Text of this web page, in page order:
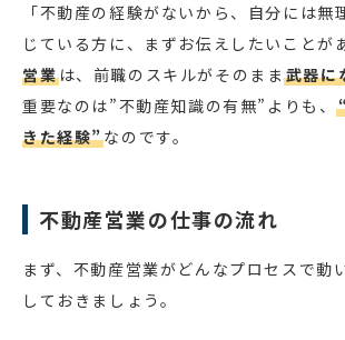
「不動産の経験がないから、自分には
じている方に、まずお伝えしたいことが
営業は、前職のスキルがそのまま武器に
重要なのは”不動産知識の有無”よりも、
きた経験”なのです。
不動産営業の仕事の流れ
まず、不動産営業がどんなプロセスで動
しておきましょう。